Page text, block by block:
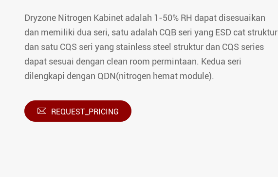
Dryzone Nitrogen Kabinet adalah 1-50% RH dapat disesuaikan
dan memiliki dua seri, satu adalah CQB seri yang ESD cat struktur
dan satu CQS seri yang stainless steel struktur dan CQS series
dapat sesuai dengan clean room permintaan. Kedua seri
dilengkapi dengan QDN(nitrogen hemat module).
 REQUEST_PRICING